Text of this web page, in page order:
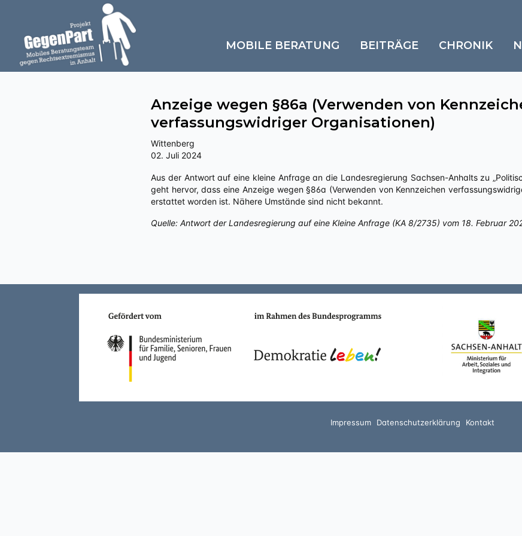
MOBILE BERATUNG BEITRÄGE CHRONIK
Anzeige wegen §86a (Verwenden von
verfassungswidriger Organisationen)
Wittenberg
02. Juli 2024
Aus der Antwort auf eine kleine Anfrage an die Landesregierung Sachsen-Anhalts zu „Politisch motivierte Kriminalität – rechts“
geht hervor, dass eine Anzeige wegen §86a (Verwenden von Kennzeichen
erstattet worden ist. Nähere Umstände sind nicht bekannt.
Quelle: Antwort der Landesregierung auf eine Kleine Anfrage (KA 8/2735) vom 18. Februar
Impressum Datenschutzerklärung Kontakt